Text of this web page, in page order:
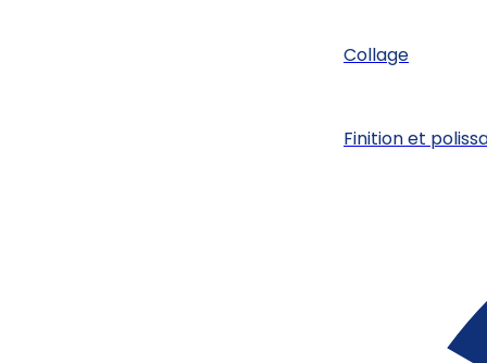
Collage
Finition et